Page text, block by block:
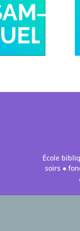
École
soirs ●